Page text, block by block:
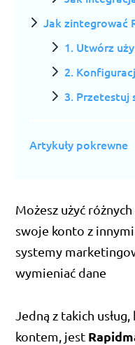
Jak zintegrować
1. Utwórz
2.
3. Przetestuj
Artykuły pokrewne
Możesz użyć
swoje konto z
systemy
wymieniać dane
Jedną z takich
kontem, jest